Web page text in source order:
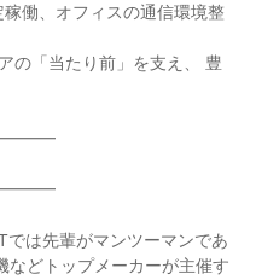
働、オフィスの通信環境整
の「当たり前」を支え、 豊
では先輩がマンツーマンであ
などトップメーカーが主催す